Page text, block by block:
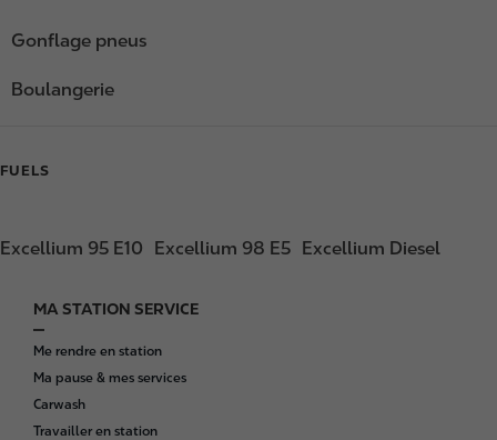
Gonflage pneus
Boulangerie
FUELS
Excellium 95 E10 Excellium 98 E5 Excellium Diesel
F
o
o
t
e
MA STATION SERVICE
Me rendre en station
Ma pause & mes services
Carwash
Travailler en station